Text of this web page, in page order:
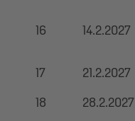
16
14.2.2027
17
21.2.2027
18
28.2.2027